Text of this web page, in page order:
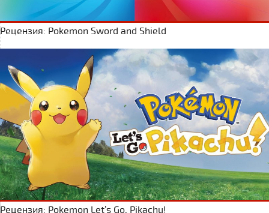
Рецензия: Pokemon Sword and Shield
Рецензия: Pokemon Let’s Go, Pikachu!